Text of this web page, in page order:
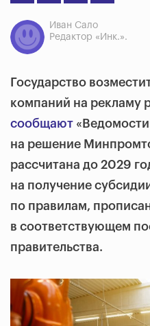
Иван Сало
Редактор «Инк.».
Государство
компаний на рекламу
сообщают
на решение
рассчитана до 2029
на получение
по правилам,
в соответствующем
правительства.